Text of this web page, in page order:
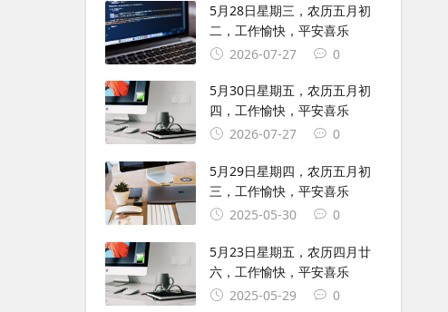
5月28日星期三，农历五月初
二，工作愉快，平安喜乐
2026-07-27
0
5月30日星期五，农历五月初
四，工作愉快，平安喜乐
2026-07-27
0
5月29日星期四，农历五月初
三，工作愉快，平安喜乐
2025-05-30
0
5月23日星期五，农历四月廿
六，工作愉快，平安喜乐
2025-05-29
0